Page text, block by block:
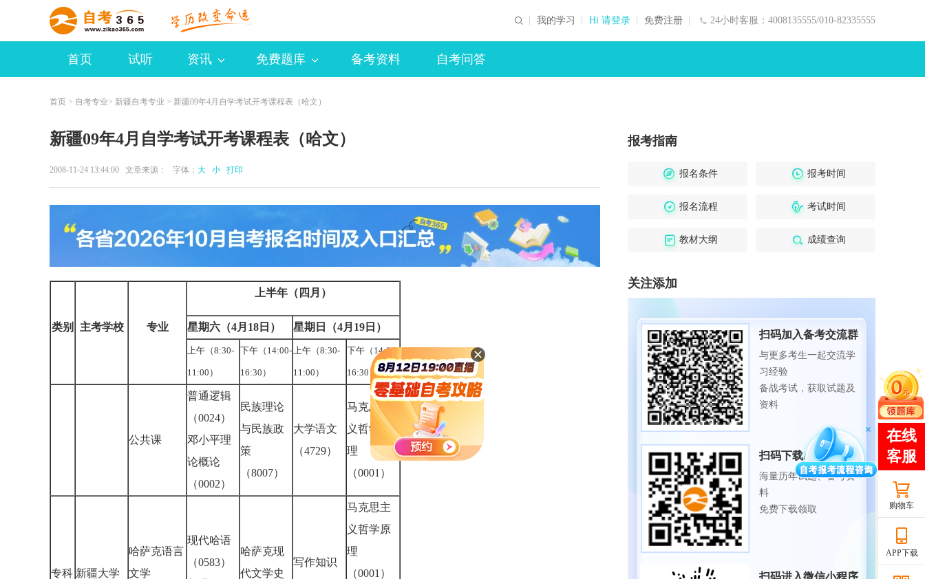
24小时客服：4008135555/010-82335555
我的学习 Hi 请登录 免费注册
首页 试听 资讯 免费题库 备考资料 自考问答
首页 > 自考专业> 新疆自考专业 > 新疆09年4月自学考试开考课程表（哈文）
新疆09年4月自学考试开考课程表（哈文）
2008-11-24 13:44:00 文章来源： 字体： 大 小 打印
类别 主考学校 专业
上半年（四月）
星期六（4月18日） 星期日（4月19日）
上午（8:30-
11:00）
下午（14:00-
16:30）
上午（8:30-
11:00）
下午（14:00-
16:30）
公共课
普通逻辑
（0024）
邓小平理
论概论
（0002）
民族理论
与民族政
策
（8007）
大学语文
（4729）
马克思主
义哲学原
理
（0001）
专科 新疆大学
哈萨克语言
文学
现代哈语
（0583）
哈萨克现
代文学史
写作知识
马克思主
义哲学原
理
（0001）
报考指南
报名条件 报考时间
报名流程 考试时间
教材大纲 成绩查询
关注添加
扫码加入备考交流群
与更多考生一起交流学
习经验
备战考试，获取试题及
资料
扫码下载APP
海量历年试题、备考资
料
免费下载领取
扫码进入微信小程序
购物车
APP下载